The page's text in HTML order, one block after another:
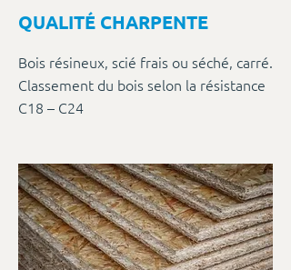
QUALITÉ CHARPENTE
Bois résineux, scié frais ou séché, carré.
Classement du bois selon la résistance
C18 – C24